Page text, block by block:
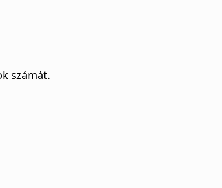
számát.